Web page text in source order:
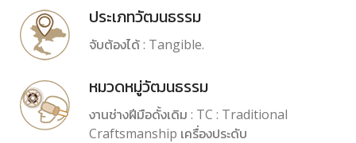
ประเภทวัฒนธรรม
จับต้องได้ : Tangible.
หมวดหมู่วัฒนธรรม
งานช่างฝีมือดั้งเดิม : TC : Traditional
Craftsmanship เครื่องประดับ